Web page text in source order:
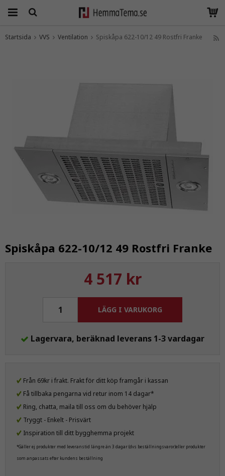
Startsida VVS Ventilation Spiskåpa 622-10/12 49 Rostfri Franke
Spiskåpa 622-10/12 49 Rostfri Franke
4 517 kr
LÄGG I VARUKORG
Lagervara, beräknad leverans 1-3 vardagar
Från 69kr i frakt. Frakt för ditt köp framgår i kassan
Få tillbaka pengarna vid retur inom 14 dagar*
Ring, chatta, maila till oss om du behöver hjälp
Tryggt - Enkelt - Prisvärt
Inspiration till ditt bygghemma projekt
*Gäller ej produkter med leveranstid längre än 3 dagar (dvs beställningsvaror)eller produkter
som anpassats efter kundens beställning